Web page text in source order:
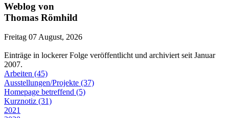
Weblog von
Thomas Römhild
Freitag 07 August, 2026
Einträge in lockerer Folge veröffentlicht und archiviert seit Januar
2007.
Arbeiten (45)
Ausstellungen/Projekte (37)
Homepage betreffend (5)
Kurznotiz (31)
2021